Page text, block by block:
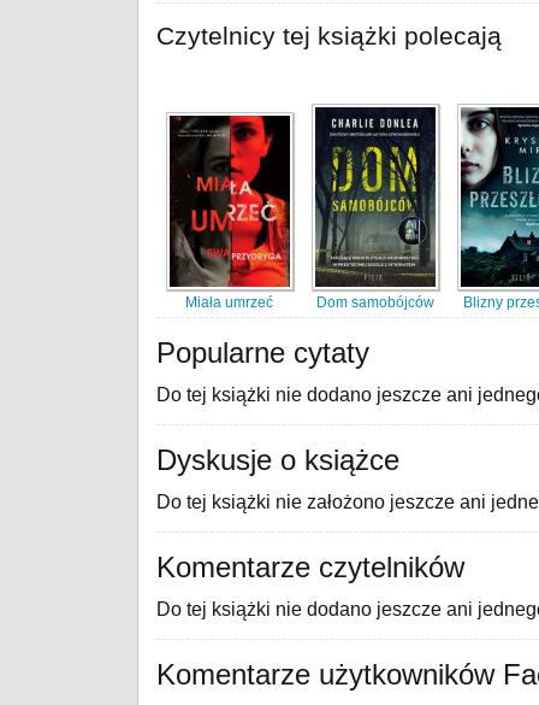
Czytelnicy tej książki polecają
Miała umrzeć Dom samobójców Blizny
Popularne cytaty
Do tej książki nie dodano jeszcze ani
Dyskusje o książce
Do tej książki nie założono jeszcze ani
Komentarze czytelników
Do tej książki nie dodano jeszcze ani
Komentarze użytkowników